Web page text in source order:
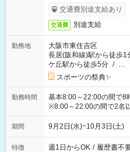
交通費別途支給あり
交通費 別途支給
勤務地
大阪市東住吉区
長居(阪和線)駅から徒歩1
ケ丘駅から徒歩5分 / …
スポーツの祭典✨
勤務時間
基本8:00～22:00の間で
※8:00～22:00の間で2名
ように相方と時間を分け
期間 9月2日(水)~10月3日(土
特徴 週1日からOK / 履歴書不